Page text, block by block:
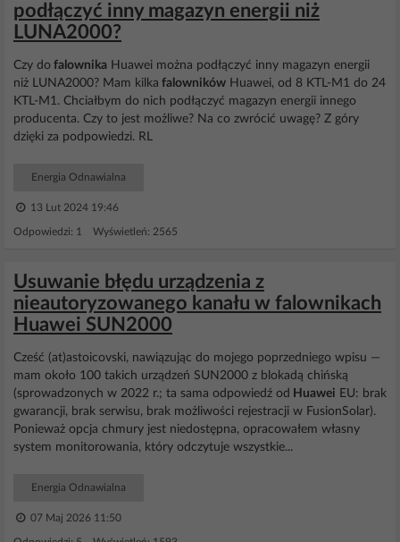
podłączyć inny magazyn energii niż
LUNA2000?
Czy do falownika Huawei można podłączyć inny magazyn energii
niż LUNA2000? Mam kilka falowników Huawei, od 8 KTL-M1 do 24
KTL-M1. Chciałbym do nich podłączyć magazyn energii innego
producenta. Czy to jest możliwe? Na co zwrócić uwagę? Z góry
dzięki za podpowiedzi. RL
Energia Odnawialna
13 Lut 2024 19:46
Odpowiedzi: 1 Wyświetleń: 2565
Usuwanie błędu urządzenia z
nieautoryzowanego kanału w falownikach
Huawei SUN2000
Cześć (at)astoicovski, nawiązując do mojego poprzedniego wpisu —
mam około 100 takich urządzeń SUN2000 z blokadą chińską
(sprowadzonych w 2022 r.; ta sama odpowiedź od Huawei EU: brak
gwarancji, brak serwisu, brak możliwości rejestracji w FusionSolar).
Ponieważ opcja chmury jest niedostępna, opracowałem własny
system monitorowania, który odczytuje wszystkie...
Energia Odnawialna
07 Maj 2026 11:50